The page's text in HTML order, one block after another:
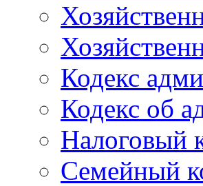
Кодекс
Кодекс об
Налоговый
Семейный